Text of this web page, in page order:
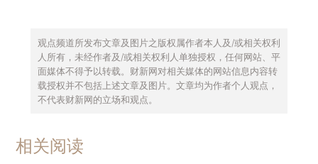
观点频道所发布文章及图片之版权属作者本人及/或相关权利
人所有，未经作者及/或相关权利人单独授权，任何网站、平
面媒体不得予以转载。财新网对相关媒体的网站信息内容转
载授权并不包括上述文章及图片。文章均为作者个人观点，
不代表财新网的立场和观点。
相关阅读